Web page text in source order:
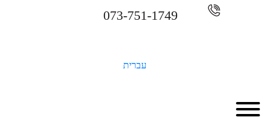
073-751-1749
עברית